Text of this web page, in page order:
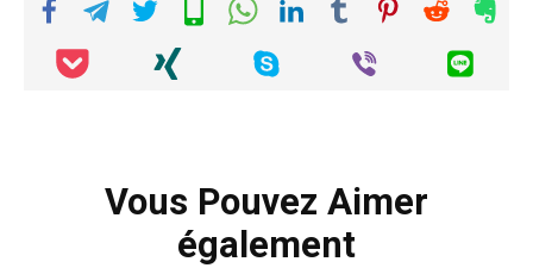
Vous Pouvez Aimer
également